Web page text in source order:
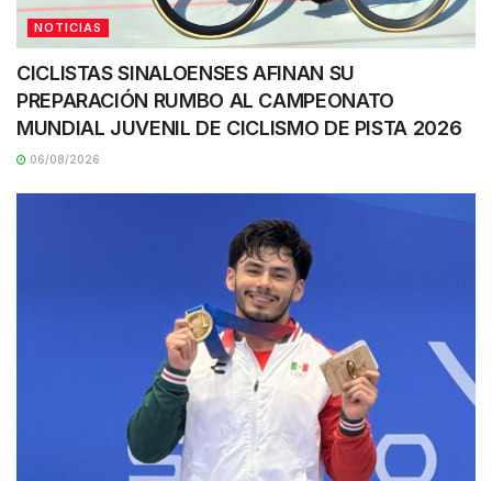
NOTICIAS
CICLISTAS SINALOENSES AFINAN SU
PREPARACIÓN RUMBO AL CAMPEONATO
MUNDIAL JUVENIL DE CICLISMO DE PISTA 2026
06/08/2026